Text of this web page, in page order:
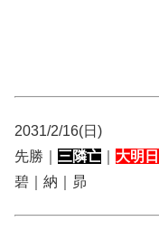
2031/2/16(日)
先勝｜ 三隣亡 大明日
碧｜納｜昴